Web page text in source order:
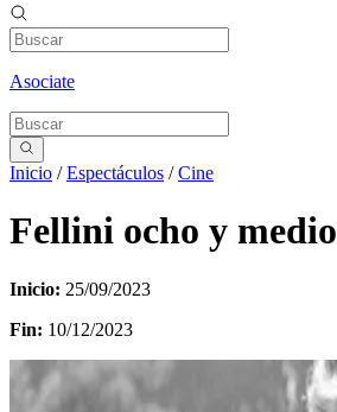
Asociate
Inicio /Espectáculos /Cine
Fellini ocho y medio
Inicio: 25/09/2023
Fin: 10/12/2023